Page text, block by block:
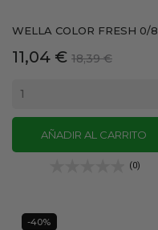
WELLA COLOR FRESH 0/8
Precio
11,04 € Precio
18,39 €
AÑADIR AL CARRITO
(0)
-40%